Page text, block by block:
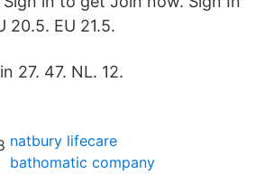
20.5. EU 21.5.
27. 47. NL. 12.
natbury lifecare
bathomatic company